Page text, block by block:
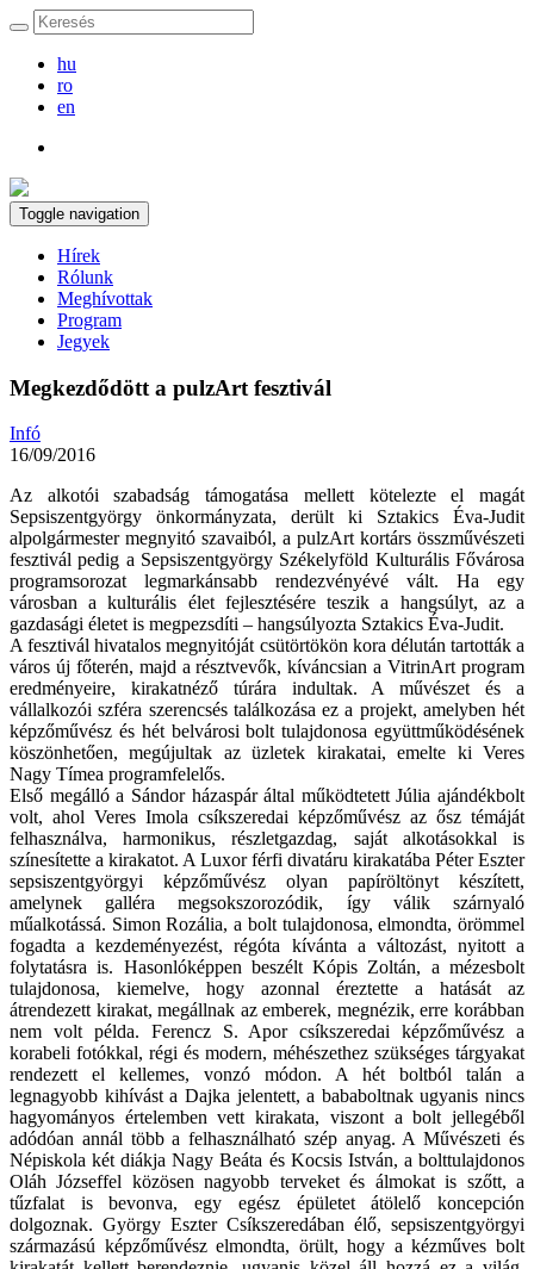
hu
ro
en
Toggle navigation
Hírek
Rólunk
Meghívottak
Program
Jegyek
Megkezdődött a pulzArt fesztivál
Infó
16/09/2016
Az alkotói szabadság támogatása mellett kötelezte el magát
Sepsiszentgyörgy önkormányzata, derült ki Sztakics Éva-Judit
alpolgármester megnyitó szavaiból, a pulzArt kortárs összművészeti
fesztivál pedig a Sepsiszentgyörgy Székelyföld Kulturális Fővárosa
programsorozat legmarkánsabb rendezvényévé vált. Ha egy
városban a kulturális élet fejlesztésére teszik a hangsúlyt, az a
gazdasági életet is megpezsdíti – hangsúlyozta Sztakics Éva-Judit.
A fesztivál hivatalos megnyitóját csütörtökön kora délután tartották a
város új főterén, majd a résztvevők, kíváncsian a VitrinArt program
eredményeire, kirakatnéző túrára indultak. A művészet és a
vállalkozói szféra szerencsés találkozása ez a projekt, amelyben hét
képzőművész és hét belvárosi bolt tulajdonosa együttműködésének
köszönhetően, megújultak az üzletek kirakatai, emelte ki Veres
Nagy Tímea programfelelős.
Első megálló a Sándor házaspár által működtetett Júlia ajándékbolt
volt, ahol Veres Imola csíkszeredai képzőművész az ősz témáját
felhasználva, harmonikus, részletgazdag, saját alkotásokkal is
színesítette a kirakatot. A Luxor férfi divatáru kirakatába Péter Eszter
sepsiszentgyörgyi képzőművész olyan papíröltönyt készített,
amelynek galléra megsokszorozódik, így válik szárnyaló
műalkotássá. Simon Rozália, a bolt tulajdonosa, elmondta, örömmel
fogadta a kezdeményezést, régóta kívánta a változást, nyitott a
folytatásra is. Hasonlóképpen beszélt Kópis Zoltán, a mézesbolt
tulajdonosa, kiemelve, hogy azonnal éreztette a hatását az
átrendezett kirakat, megállnak az emberek, megnézik, erre korábban
nem volt példa. Ferencz S. Apor csíkszeredai képzőművész a
korabeli fotókkal, régi és modern, méhészethez szükséges tárgyakat
rendezett el kellemes, vonzó módon. A hét boltból talán a
legnagyobb kihívást a Dajka jelentett, a bababoltnak ugyanis nincs
hagyományos értelemben vett kirakata, viszont a bolt jellegéből
adódóan annál több a felhasználható szép anyag. A Művészeti és
Népiskola két diákja Nagy Beáta és Kocsis István, a bolttulajdonos
Oláh Józseffel közösen nagyobb terveket és álmokat is szőtt, a
tűzfalat is bevonva, egy egész épületet átölelő koncepción
dolgoznak. György Eszter Csíkszeredában élő, sepsiszentgyörgyi
származású képzőművész elmondta, örült, hogy a kézműves bolt